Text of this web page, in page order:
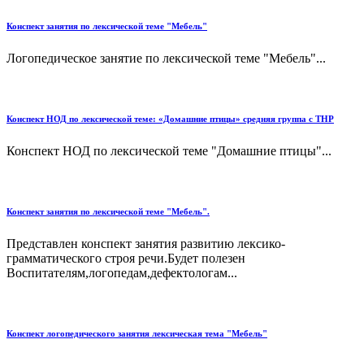
Конспект занятия по лексической теме "Мебель"
Логопедическое занятие по лексической теме "Мебель"...
Конспект НОД по лексической теме: «Домашние птицы» средняя группа с ТНР
Конспект НОД по лексической теме "Домашние птицы"...
Конспект занятия по лексической теме "Мебель".
Представлен конспект занятия развитию лексико-
грамматического строя речи.Будет полезен
Воспитателям,логопедам,дефектологам...
Конспект логопедического занятия лексическая тема "Мебель"